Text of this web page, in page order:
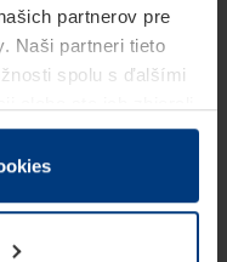
partnerov pre
Naši partneri tieto
spolu s ďalšími
ukladať na Vašom
ostatné typy cookie
povolenie môžete